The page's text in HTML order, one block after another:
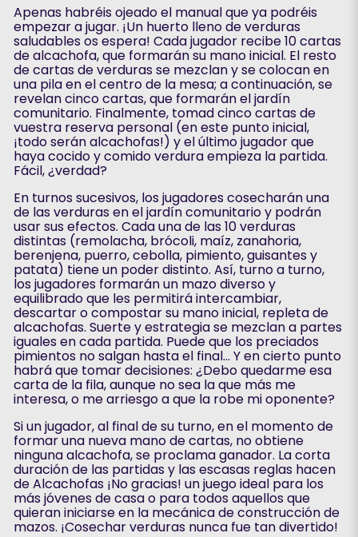
Apenas habréis ojeado el manual que ya podréis
empezar a jugar. ¡Un huerto lleno de verduras
saludables os espera! Cada jugador recibe 10 cartas
de alcachofa, que formarán su mano inicial. El resto
de cartas de verduras se mezclan y se colocan en
una pila en el centro de la mesa; a continuación, se
revelan cinco cartas, que formarán el jardín
comunitario. Finalmente, tomad cinco cartas de
vuestra reserva personal (en este punto inicial,
¡todo serán alcachofas!) y el último jugador que
haya cocido y comido verdura empieza la partida.
Fácil, ¿verdad?
En turnos sucesivos, los jugadores cosecharán una
de las verduras en el jardín comunitario y podrán
usar sus efectos. Cada una de las 10 verduras
distintas (remolacha, brócoli, maíz, zanahoria,
berenjena, puerro, cebolla, pimiento, guisantes y
patata) tiene un poder distinto. Así, turno a turno,
los jugadores formarán un mazo diverso y
equilibrado que les permitirá intercambiar,
descartar o compostar su mano inicial, repleta de
alcachofas. Suerte y estrategia se mezclan a partes
iguales en cada partida. Puede que los preciados
pimientos no salgan hasta el final... Y en cierto punto
habrá que tomar decisiones: ¿Debo quedarme esa
carta de la fila, aunque no sea la que más me
interesa, o me arriesgo a que la robe mi oponente?
Si un jugador, al final de su turno, en el momento de
formar una nueva mano de cartas, no obtiene
ninguna alcachofa, se proclama ganador. La corta
duración de las partidas y las escasas reglas hacen
de Alcachofas ¡No gracias! un juego ideal para los
más jóvenes de casa o para todos aquellos que
quieran iniciarse en la mecánica de construcción de
mazos. ¡Cosechar verduras nunca fue tan divertido!